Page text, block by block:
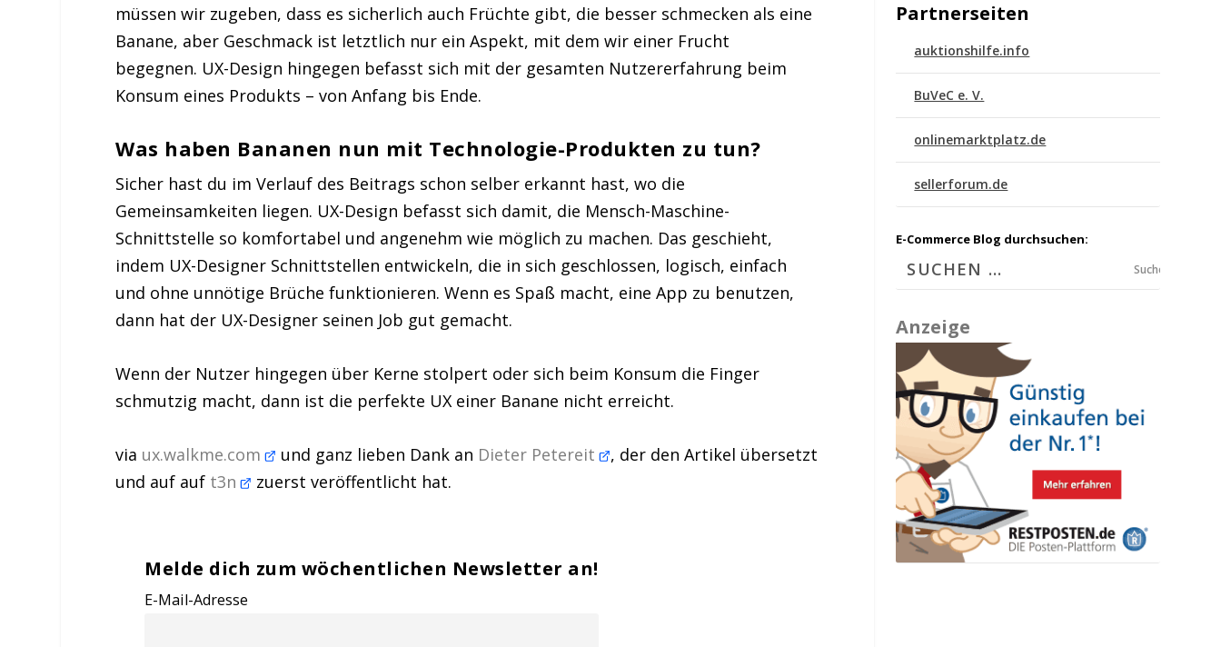
müssen wir zugeben, dass es sicherlich auch Früchte gibt, die besser schmecken als eine
Banane, aber Geschmack ist letztlich nur ein Aspekt, mit dem wir einer Frucht
begegnen. UX-Design hingegen befasst sich mit der gesamten Nutzererfahrung beim
Konsum eines Produkts – von Anfang bis Ende.
Was haben Bananen nun mit Technologie-Produkten zu tun?
Sicher hast du im Verlauf des Beitrags schon selber erkannt hast, wo die
Gemeinsamkeiten liegen. UX-Design befasst sich damit, die Mensch-Maschine-
Schnittstelle so komfortabel und angenehm wie möglich zu machen. Das geschieht,
indem UX-Designer Schnittstellen entwickeln, die in sich geschlossen, logisch, einfach
und ohne unnötige Brüche funktionieren. Wenn es Spaß macht, eine App zu benutzen,
dann hat der UX-Designer seinen Job gut gemacht.
Wenn der Nutzer hingegen über Kerne stolpert oder sich beim Konsum die Finger
schmutzig macht, dann ist die perfekte UX einer Banane nicht erreicht.
via ux.walkme.com und ganz lieben Dank an Dieter Petereit , der den Artikel übersetzt
und auf auf t3n zuerst veröffentlicht hat.
Melde dich zum wöchentlichen Newsletter an!
E-Mail-Adresse
Partnerseiten
auktionshilfe.info
BuVeC e. V.
onlinemarktplatz.de
sellerforum.de
E-Commerce Blog durchsuchen:
Suchen
Anzeige